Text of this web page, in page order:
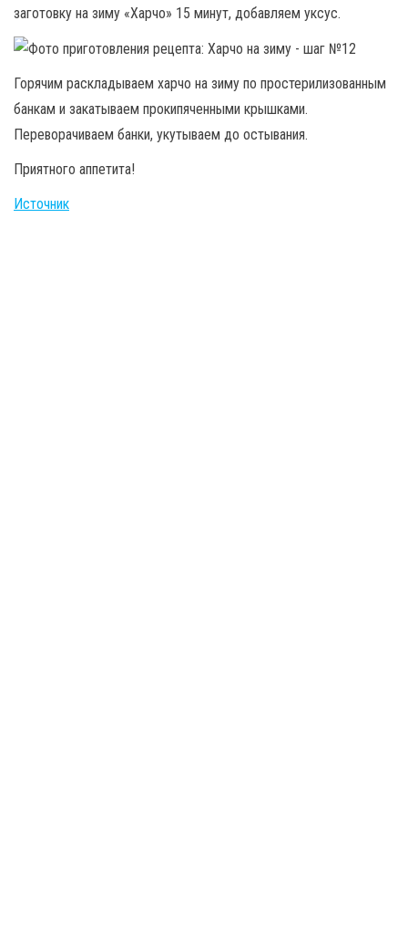
заготовку на зиму «Харчо» 15 минут, добавляем уксус.
Горячим раскладываем харчо на зиму по простерилизованным
банкам и закатываем прокипяченными крышками.
Переворачиваем банки, укутываем до остывания.
Приятного аппетита!
Источник